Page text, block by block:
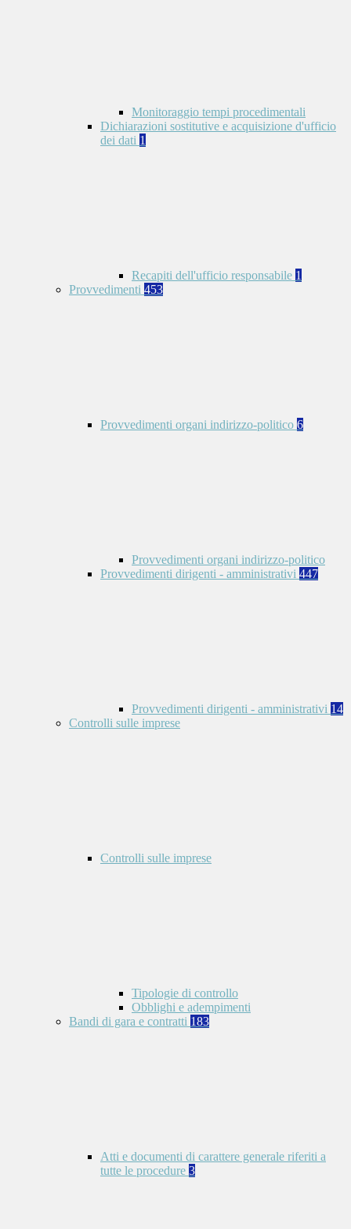
Monitoraggio tempi procedimentali
Dichiarazioni sostitutive e acquisizione d'ufficio
dei dati 1
Recapiti dell'ufficio responsabile 1
Provvedimenti 453
Provvedimenti organi indirizzo-politico 6
Provvedimenti organi indirizzo-politico
Provvedimenti dirigenti - amministrativi 447
Provvedimenti dirigenti - amministrativi 14
Controlli sulle imprese
Controlli sulle imprese
Tipologie di controllo
Obblighi e adempimenti
Bandi di gara e contratti 183
Atti e documenti di carattere generale riferiti a
tutte le procedure 3